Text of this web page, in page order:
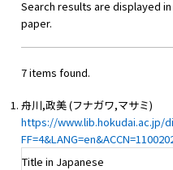
Search results are displayed
paper.
7 items found.
舟川,政美 (フナガワ,マサミ)
https://www.lib.hokudai.ac.jp/
Title in Japanese